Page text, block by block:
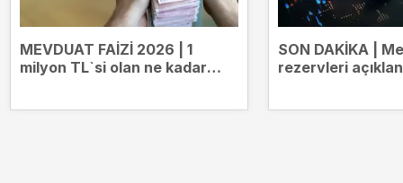
MEVDUAT FAİZİ 2026 | 1
milyon TL`si olan ne kadar
SON DAKİKA |
rezervleri